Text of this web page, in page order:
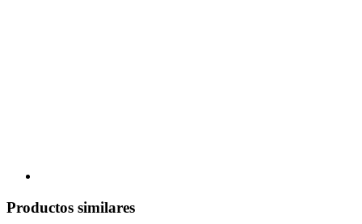
Productos similares